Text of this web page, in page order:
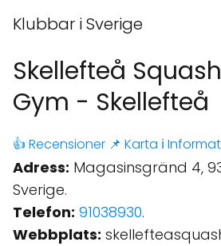
Klubbar i Sverige
Skellefteå
Gym - Skellefteå
👍 Recensioner 📌 Karta ℹ️
Adress: Magasinsgränd 4,
Sverige.
Telefon: 91038930.
Webbplats: